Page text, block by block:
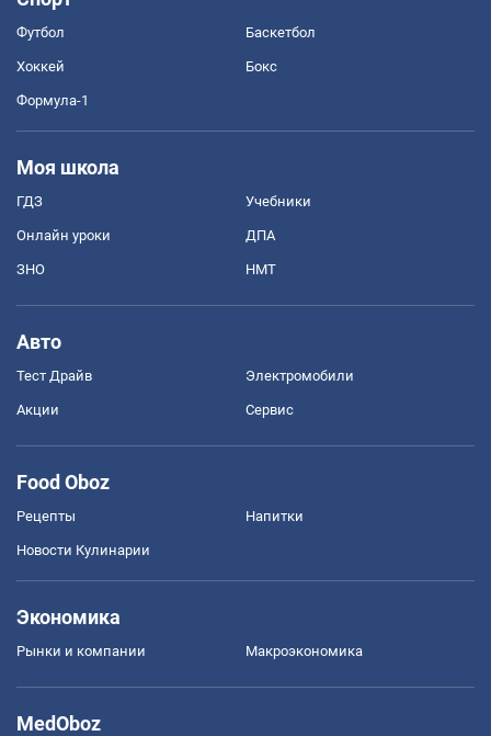
Футбол Баскетбол
Хоккей Бокс
Формула-1
Моя школа
ГДЗ Учебники
Онлайн уроки ДПА
ЗНО НМТ
Авто
Тест Драйв Электромобили
Акции Сервис
Food Oboz
Рецепты Напитки
Новости Кулинарии
Экономика
Рынки и компании Mакроэкономика
MedOboz